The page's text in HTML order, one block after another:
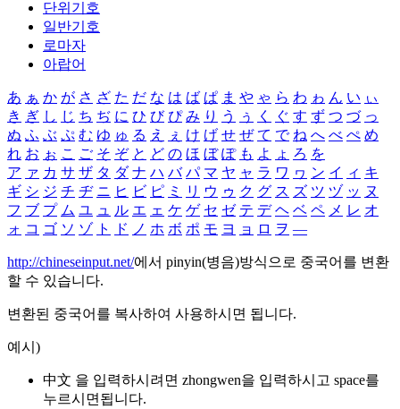
단위기호
일반기호
로마자
아랍어
あ ぁ か が さ ざ た だ な は ば ぱ ま や ゃ ら わ ゎ ん い ぃ
き ぎ し じ ち ぢ に ひ び ぴ み り う ぅ く ぐ す ず つ づ っ
ぬ ふ ぶ ぷ む ゆ ゅ る え ぇ け げ せ ぜ て で ね へ べ ぺ め
れ お ぉ こ ご そ ぞ と ど の ほ ぼ ぽ も よ ょ ろ を
ア ァ カ サ ザ タ ダ ナ ハ バ パ マ ヤ ャ ラ ワ ヮ ン イ ィ キ
ギ シ ジ チ ヂ ニ ヒ ビ ピ ミ リ ウ ゥ ク グ ス ズ ツ ヅ ッ ヌ
フ ブ プ ム ユ ュ ル エ ェ ケ ゲ セ ゼ テ デ ヘ ベ ペ メ レ オ
ォ コ ゴ ソ ゾ ト ド ノ ホ ボ ポ モ ヨ ョ ロ ヲ ―
http://chineseinput.net/에서 pinyin(병음)방식으로 중국어를 변환
할 수 있습니다.
변환된 중국어를 복사하여 사용하시면 됩니다.
예시)
中文 을 입력하시려면 zhongwen을 입력하시고 space를
누르시면됩니다.